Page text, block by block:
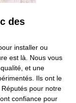
des
installer ou
est là. Nous vous
et une
Ils ont le
pour notre
confiance pour